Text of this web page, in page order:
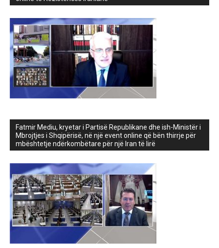
Fatmir Mediu, kryetar i Partisë Republikane dhe ish-Ministër i
Mbrojtjes i Shqipërisë, në një event online që bën thirrje për
mbështetje ndërkombëtare për një Iran të lirë